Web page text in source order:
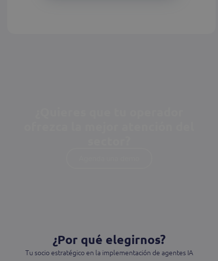
¿Por qué elegirnos?
Tu socio estratégico en la implementación de agentes IA